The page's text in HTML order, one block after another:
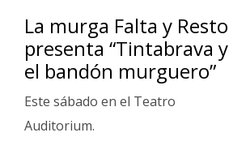
La murga Falta y Resto
presenta “Tintabrava y
el bandón murguero”
Este sábado en el Teatro
Auditorium.